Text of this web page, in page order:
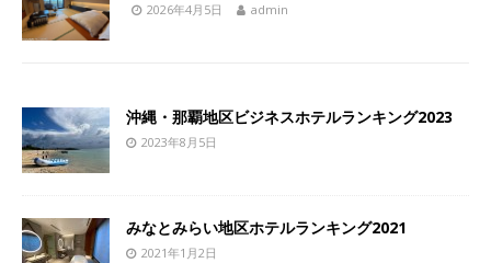
2026年4月5日 admin
沖縄・那覇地区ビジネスホテルランキング2023
2023年8月5日
みなとみらい地区ホテルランキング2021
2021年1月2日